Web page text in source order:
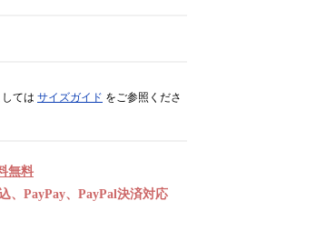
ては サイズガイド をご参照くださ
無料
、PayPay、PayPal決済対応